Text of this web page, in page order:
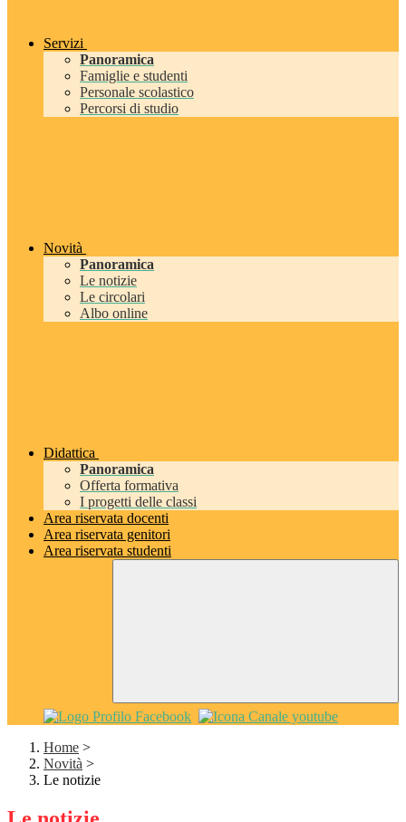
Servizi
Panoramica
Famiglie e studenti
Personale scolastico
Percorsi di studio
Novità
Panoramica
Le notizie
Le circolari
Albo online
Didattica
Panoramica
Offerta formativa
I progetti delle classi
Area riservata docenti
Area riservata genitori
Area riservata studenti
Home >
Novità >
Le notizie